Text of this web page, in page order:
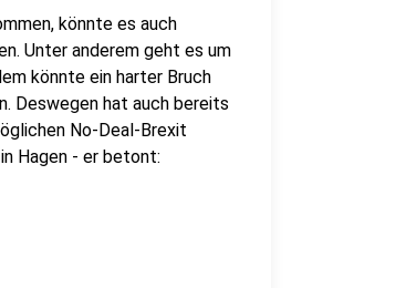
könnte es auch
Unter anderem geht es um
könnte ein harter Bruch
Deswegen hat auch bereits
No-Deal-Brexit
Hagen - er betont: